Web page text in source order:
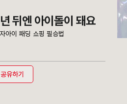
뒤엔 아이돌이 돼요
아이 패딩 쇼핑 필승법
공유하기